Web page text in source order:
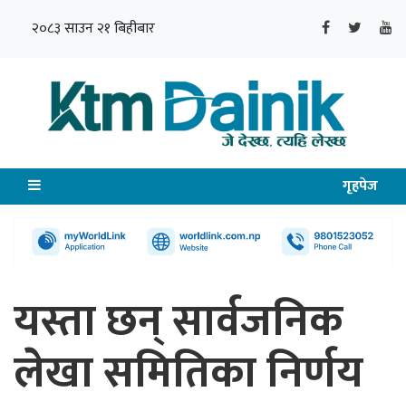
२०८३ साउन २१ बिहीबार
गृहपेज
यस्ता छन् सार्वजनिक
लेखा समितिका निर्णय